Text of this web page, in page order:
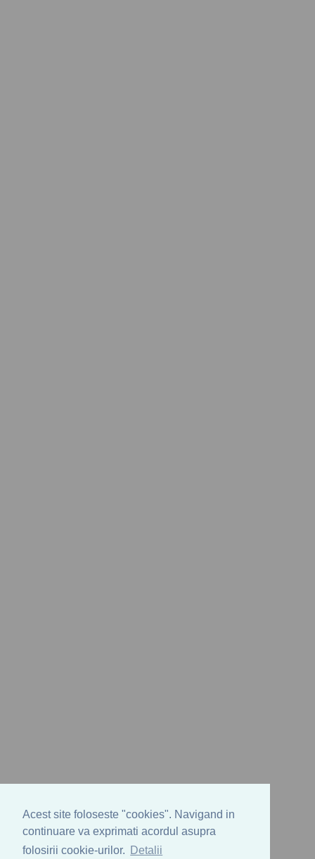
Acest site foloseste "cookies". Navigand in
continuare va exprimati acordul asupra
folosirii cookie-urilor.
Detalii